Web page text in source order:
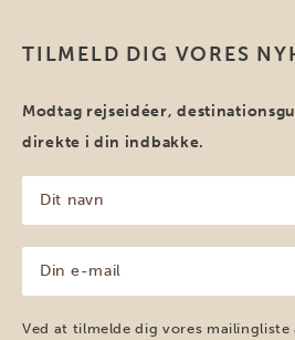
TILMELD DIG VORES
Modtag rejseidéer,
direkte i din indbakke.
navn
(Påkrævet)
mail
(Påkrævet)
Ved at tilmelde dig vores